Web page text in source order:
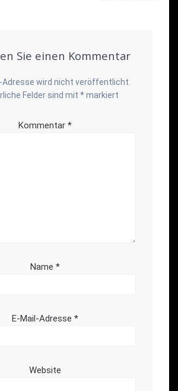
Sie einen Kommentar
Adresse wird nicht veröffentlicht.
Felder sind mit *markiert
Kommentar *
Name *
E-Mail-Adresse *
Website